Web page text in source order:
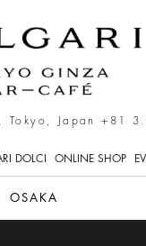
Tokyo, Japan+81
DOLCI ONLINE SHOP
OSAKA